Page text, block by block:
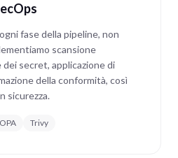
fase della pipeline, non
scansione
secret, applicazione di
della conformità, così
sicurezza.
OPA Trivy